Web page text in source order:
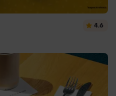
4.6